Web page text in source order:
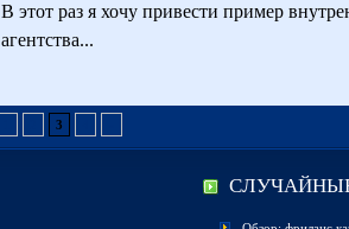
В этот раз я хочу привести пример
агентства...
3